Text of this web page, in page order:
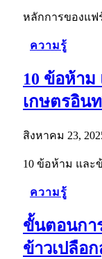
หลักการของแฟ
ความรู้
10 ข้อห้า
เกษตรอิน
สิงหาคม 23,
10 ข้อห้าม แล
ความรู้
ขั้นตอนกา
ข้าวเปลือ